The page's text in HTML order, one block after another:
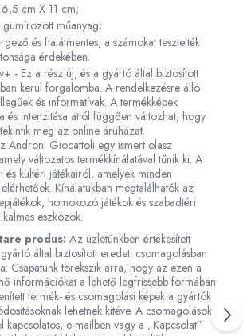
cm X 11 cm;
gumírozott műanyag;
és ftalátmentes, a számokat tesztelték
érdekében.
- Ez a rész új, és a gyártó által biztosított
kerül forgalomba. A rendelkezésre álló
és informatívak. A termékképek
és intenzitása attól függően változhat, hogy
meg az online áruházat.
Androni Giocattoli egy ismert olasz
változatos termékkínálatával tűnik ki. A
és kültéri játékairól, amelyek minden
Kínálatukban megtalálhatók az
homokozó játékok és szabadtéri
eszközök.
produs: Az üzletünkben értékesített
által biztosított eredeti csomagolásban
Csapatunk törekszik arra, hogy az ezen a
információkat a lehető legfrissebb formában
termék- és csomagolási képek a gyártók
lehetnek kitéve. A csomagolások
kapcsolatos, e-mailben vagy a „Kapcsolat”